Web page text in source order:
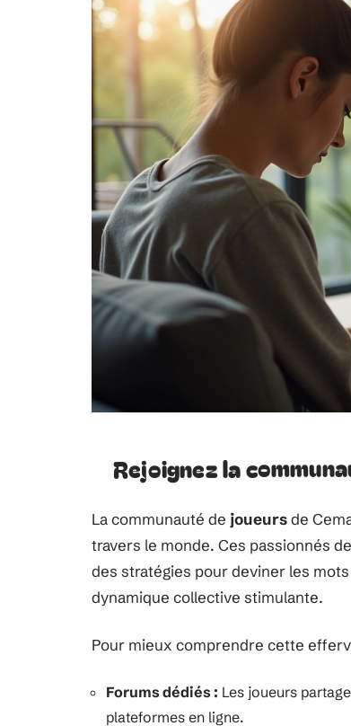
Rejoignez la
La communauté de joueursde
travers le monde. Ces passionnés
des stratégies pour deviner les
dynamique collective stimulante.
Pour mieux comprendre cette
Forums dédiés : Les joueurs
plateformes en ligne.